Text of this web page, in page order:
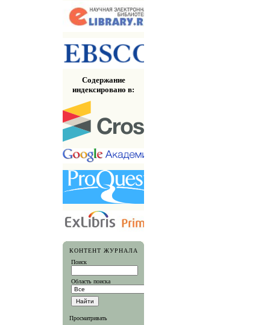
Содержание
индексировано в:
КОНТЕНТ ЖУРНАЛА
Поиск
Область поиска
Просматривать